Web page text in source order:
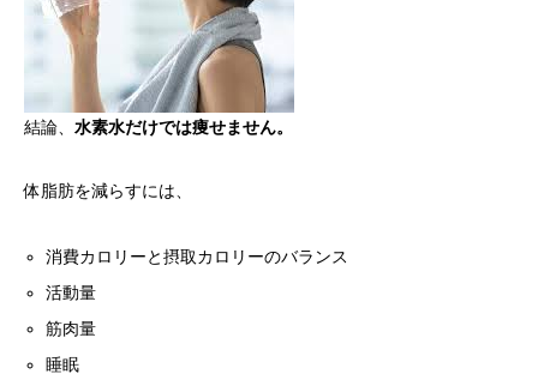
結論、 水素水だけでは痩せません。
体脂肪を減らすには、
消費カロリーと摂取カロリーのバランス
活動量
筋肉量
睡眠